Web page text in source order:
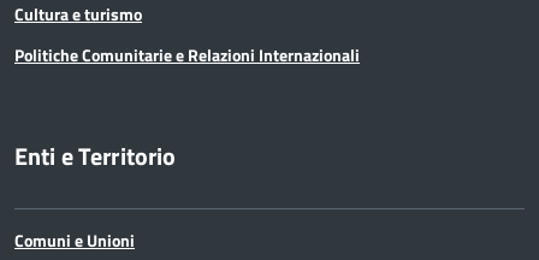
Cultura e turismo
Politiche Comunitarie e Relazioni Internazionali
Enti e Territorio
Comuni e Unioni